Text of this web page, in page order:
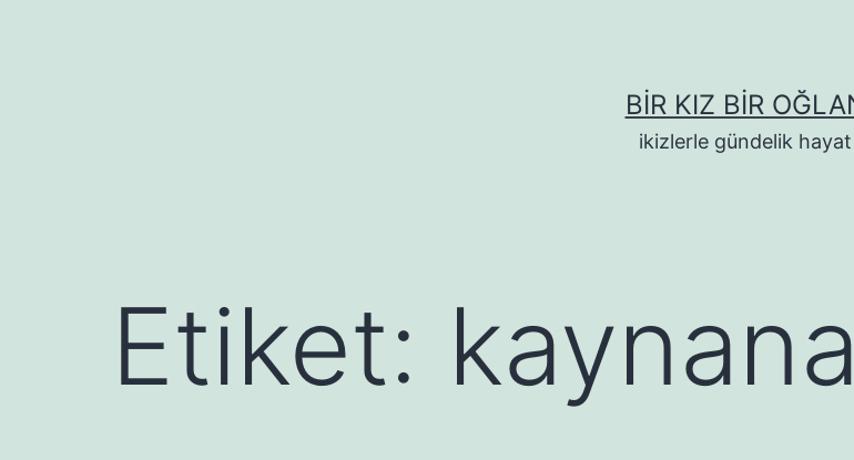
BIR KIZ BIR
ikizlerle gündelik hayat
Etiket: kaynana